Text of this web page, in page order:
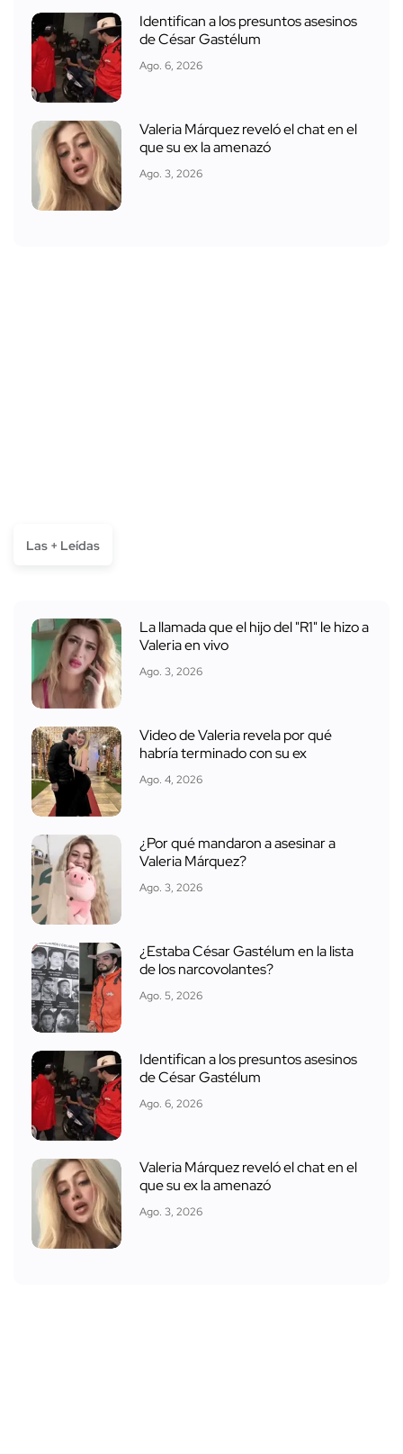
Identifican a los presuntos asesinos
de César Gastélum
Ago. 6, 2026
Valeria Márquez reveló el chat en el
que su ex la amenazó
Ago. 3, 2026
Las + Leídas
La llamada que el hijo del "R1" le hizo a
Valeria en vivo
Ago. 3, 2026
Video de Valeria revela por qué
habría terminado con su ex
Ago. 4, 2026
¿Por qué mandaron a asesinar a
Valeria Márquez?
Ago. 3, 2026
¿Estaba César Gastélum en la lista
de los narcovolantes?
Ago. 5, 2026
Identifican a los presuntos asesinos
de César Gastélum
Ago. 6, 2026
Valeria Márquez reveló el chat en el
que su ex la amenazó
Ago. 3, 2026